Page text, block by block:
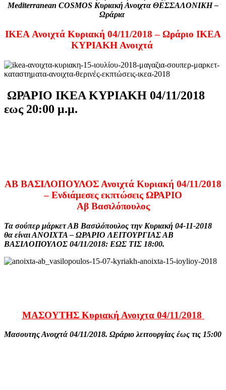
Mediterranean COSMOS Κυριακή Ανοιχτα ΘΕΣΣΑΛΟΝΙΚΗ –
Ωράρια
IKEA Ανοιχτά Κυριακή 04/11/2018 – Ωράριο ΙΚΕΑ
ΚΥΡΙΑΚΗ Ανοιχτά
ΩΡΑΡΙΟ ΙΚΕΑ ΚΥΡΙΑΚΗ 04/11/2018
εως 20:00 μ.μ.
ΑΒ ΒΑΣΙΛΟΠΟΥΛΟΣ Ανοιχτά Κυριακή 04/11/2018
– Ενδιάμεσες εκπτώσεις ΩΡΑΡΙΟ
Αβ Βασιλόπουλος
Τα σούπερ μάρκετ ΑΒ Βασιλόπουλος την Κυριακή 04-11-2018
θα είναι ΑΝΟΙΧΤΑ – ΩΡΑΡΙO ΛΕΙΤΟΥΡΓΙΑΣ ΑΒ
ΒΑΣΙΛΟΠΟΥΛΟΣ 04/11/2018: ΕΩΣ ΤΙΣ 18:00.
ΜΑΣΟΥΤΗΣ Κυριακή Ανοιχτα 04/11/2018
Μασουτης Ανοιχτά 04/11/2018. Ωράριο λειτουργίας έως τις 15:00